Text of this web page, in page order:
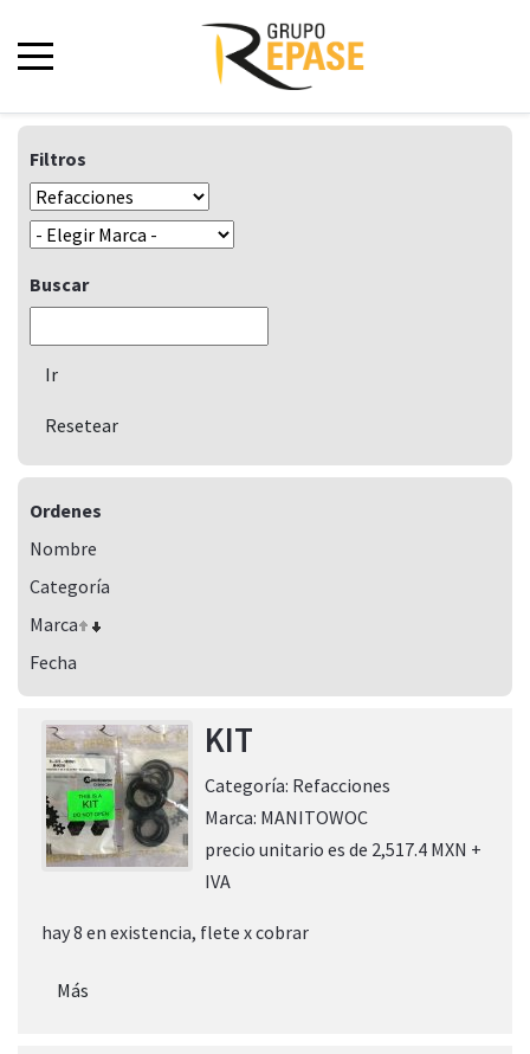
Filtros
Buscar
Ordenes
Nombre
Categoría
Marca
Fecha
KIT
Categoría: Refacciones
Marca: MANITOWOC
precio unitario es de 2,517.4 MXN +
IVA
hay 8 en existencia, flete x cobrar
Más